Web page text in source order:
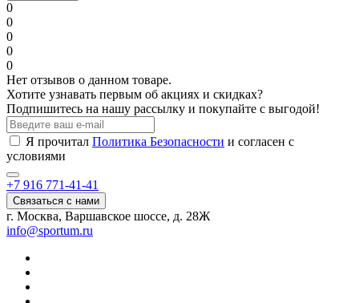
0
0
0
0
0
Нет отзывов о данном товаре.
Хотите узнавать первым об акциях и скидках?
Подпишитесь на нашу рассылку и покупайте с выгодой!
Я прочитал Политика Безопасности и согласен с
условиями
+7 916 771-41-41
Связаться с нами
г. Москва, Варшавское шоссе, д. 28Ж
info@sportum.ru